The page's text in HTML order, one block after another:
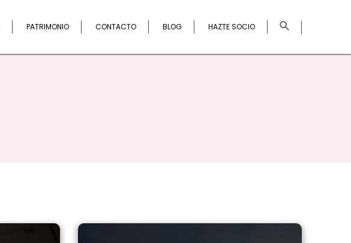
PATRIMONIO CONTACTO BLOG HAZTE SOCIO ×